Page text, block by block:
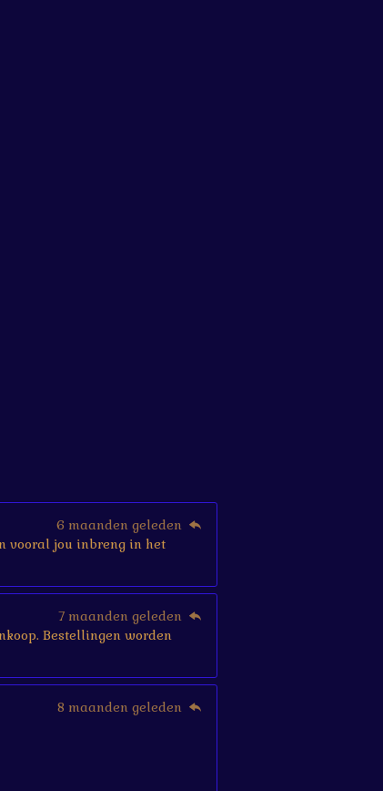
6 maanden geleden
vooral jou inbreng in het
7 maanden geleden
Bestellingen worden
8 maanden geleden